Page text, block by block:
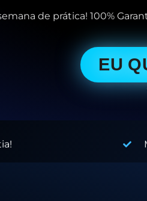
de prática! 100%
EU